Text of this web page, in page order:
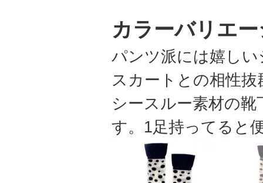
カラーバリエ
パンツ派には嬉し
スカートとの相性
シースルー素材の
す。1足持ってると